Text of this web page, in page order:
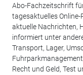
Abo-Fachzeitschrift
tagesaktuelles
aktuelle Nachrichten,
informiert unter
Transport, Lager,
Recht und Geld, Test